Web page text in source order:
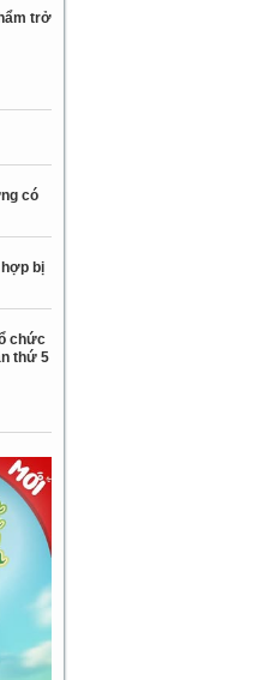
trở
có
bị
chức
thứ 5